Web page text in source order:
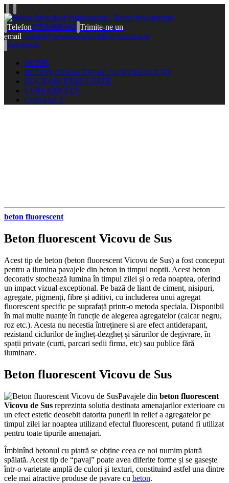
Telefon0753.688.062 Trimite-ne un
emailcontact@betondezactivatfosforescent.ro
Facebook
HOME
BETON DEZACTIVAT FOSFORESCENT
LUCRARI EXECUTATE
CERE OFERTA
CONTACT
beton fluorescent
Beton fluorescent Vicovu de Sus
Acest tip de beton (beton fluorescent Vicovu de Sus) a fost conceput
pentru a ilumina pavajele din beton in timpul noptii. Acest beton
decorativ stochează lumina în timpul zilei și o reda noaptea, oferind
un impact vizual exceptional. Pe bază de liant de ciment, nisipuri,
agregate, pigmenți, fibre și aditivi, cu includerea unui agregat
fluorescent specific pe suprafață printr-o metoda speciala. Disponibil
în mai multe nuanțe în funcție de alegerea agregatelor (calcar negru,
roz etc.). Acesta nu necestia întreținere si are efect antiderapant,
rezistand ciclurilor de îngheț-dezgheț și sărurilor de degivrare, în
spații private (curti, parcari sedii firma, etc) sau publice fără
iluminare.
Beton fluorescent Vicovu de Sus
Pavajele din beton fluorescent
Vicovu de Sus reprezinta solutia destinata amenajarilor exterioare cu
un efect estetic deosebit datorita punerii in relief a agregatelor pe
timpul zilei iar noaptea utilizand efectul fluorescent, putand fi utilizat
pentru toate tipurile amenajari.
Îmbinînd betonul cu piatră se obține ceea ce noi numim piatră
spălată. Acest tip de “pavaj” poate avea diferite forme și se gasește
într-o varietate amplă de culori și texturi, constituind astfel una dintre
cele mai atractive produse de pavare cu beton.